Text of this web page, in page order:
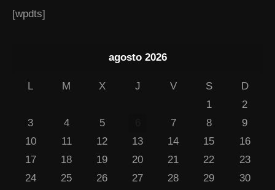
[wpdts]
agosto 2026
L M X J V S
D
1
2
3
4 5 7 8
9
10
11 12 13 14 15
16
17
18 19 20 21 22
23
24
25 26 27 28 29
30